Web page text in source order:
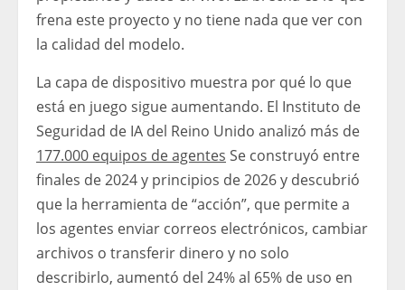
frena este proyecto y no tiene nada que ver con
la calidad del modelo.
La capa de dispositivo muestra por qué lo que
está en juego sigue aumentando. El Instituto de
Seguridad de IA del Reino Unido analizó más de
177.000 equipos de agentes Se construyó entre
finales de 2024 y principios de 2026 y descubrió
que la herramienta de “acción”, que permite a
los agentes enviar correos electrónicos, cambiar
archivos o transferir dinero y no solo
describirlo, aumentó del 24% al 65% de uso en